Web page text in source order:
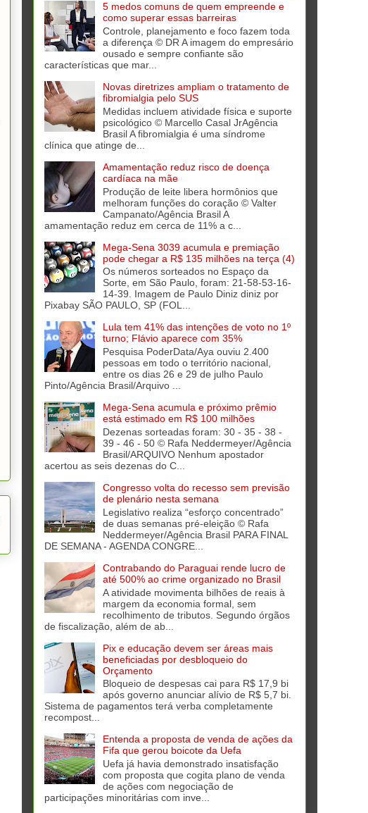
5 medos comuns de quem empreende e
como superar essas barreiras
Controle, planejamento e foco fazem toda
a diferença © DR A imagem do empresário
ousado e sempre confiante são
características que mar...
Novas diretrizes ampliam o tratamento de
fibromialgia pelo SUS
Medidas incluem atividade física e suporte
psicológico © Marcello Casal JrAgência
Brasil A fibromialgia é uma síndrome
clínica que atinge de...
Amamentação reduz risco de doença
cardíaca na mãe
Produção de leite libera hormônios que
melhoram funções do coração © Valter
Campanato/Agência Brasil A
amamentação reduz em cerca de 11% a c...
Mega-Sena 3039 acumula e premiação
pode chegar a R$ 135 milhões na terça (4)
Os números sorteados no Espaço da
Sorte, em São Paulo, foram: 21-58-53-16-
14-39. Imagem de Paulo Diniz diniz por
Pixabay SÃO PAULO, SP (FOL...
Lula tem 41% das intenções de voto no 1º
turno; Flávio aparece com 35%
Pesquisa PoderData/Aya ouviu 2.400
pessoas em todo o território nacional,
entre os dias 26 e 29 de julho Paulo
Pinto/Agência Brasil/Arquivo ...
Mega-Sena acumula e próximo prêmio
está estimado em R$ 100 milhões
Dezenas sorteadas foram: 30 - 35 - 38 -
39 - 46 - 50 © Rafa Neddermeyer/Agência
Brasil/ARQUIVO Nenhum apostador
acertou as seis dezenas do C...
Congresso volta do recesso sem previsão
de plenário nesta semana
Legislativo realiza “esforço concentrado”
de duas semanas pré-eleição © Rafa
Neddermeyer/Agência Brasil PARA FINAL
DE SEMANA - AGENDA CONGRE...
Contrabando do Paraguai rende lucro de
até 500% ao crime organizado no Brasil
A atividade movimenta bilhões de reais à
margem da economia formal, sem
recolhimento de tributos. Segundo órgãos
de fiscalização, além de ab...
Pix e educação devem ser áreas mais
beneficiadas por desbloqueio do
Orçamento
Bloqueio de despesas cai para R$ 17,9 bi
após governo anunciar alívio de R$ 5,7 bi.
Sistema de pagamentos terá verba completamente
recompost...
Entenda a proposta de venda de ações da
Fifa que gerou boicote da Uefa
Uefa já havia demonstrado insatisfação
com proposta que cogita plano de venda
de ações com negociação de
participações minoritárias com inve...